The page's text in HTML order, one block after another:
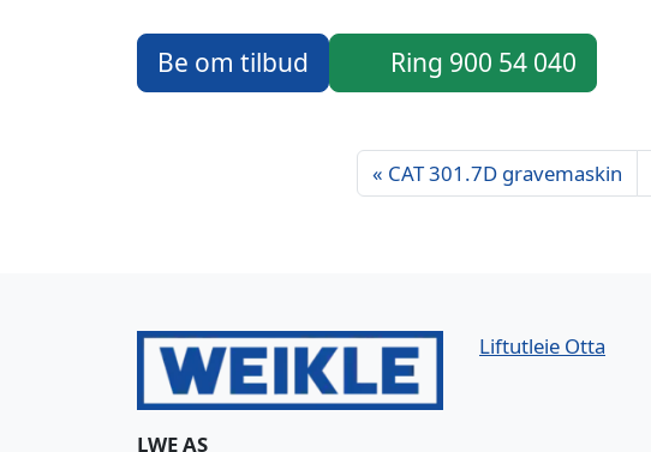
Be om tilbud Ring 900 54 040
CAT 301.7D gravemaskin
LWE AS
Liftutleie Otta